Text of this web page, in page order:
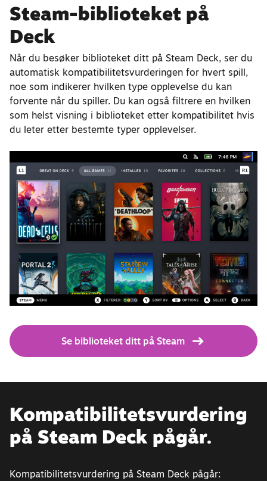
Steam-biblioteket på
Deck
Når du besøker biblioteket ditt på Steam Deck, ser du
automatisk kompatibilitetsvurderingen for hvert spill,
noe som indikerer hvilken type opplevelse du kan
forvente når du spiller. Du kan også filtrere en hvilken
som helst visning i biblioteket etter kompatibilitet hvis
du leter etter bestemte typer opplevelser.
Se biblioteket ditt på Steam
Kompatibilitets­vurdering
på Steam Deck pågår.
Kompatibilitetsvurdering på Steam Deck pågår: